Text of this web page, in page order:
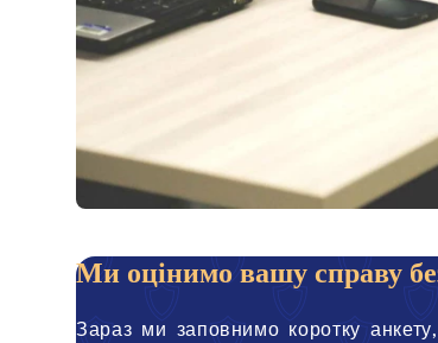
Ми оцінимо вашу справу
Зараз ми заповнимо коротку